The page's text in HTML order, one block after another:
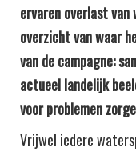
ervaren overlast
overzicht van waar
van de campagne:
actueel landelijk
voor problemen
Vrijwel iedere